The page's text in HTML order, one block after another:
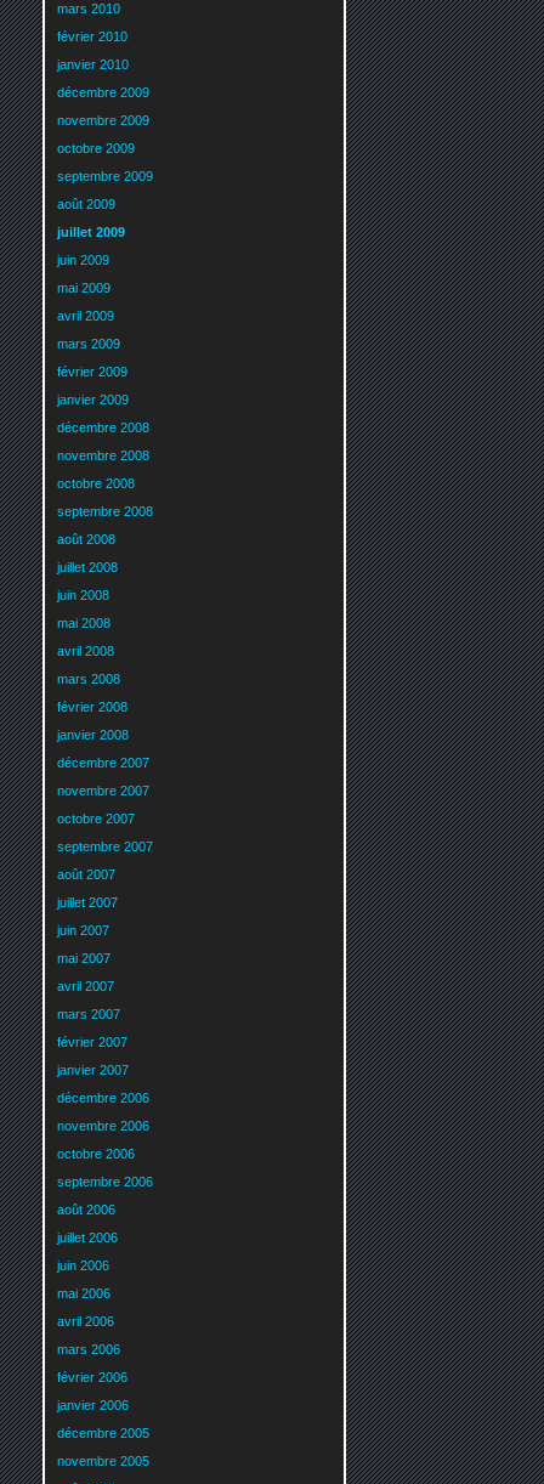
mars 2010
février 2010
janvier 2010
décembre 2009
novembre 2009
octobre 2009
septembre 2009
août 2009
juillet 2009
juin 2009
mai 2009
avril 2009
mars 2009
février 2009
janvier 2009
décembre 2008
novembre 2008
octobre 2008
septembre 2008
août 2008
juillet 2008
juin 2008
mai 2008
avril 2008
mars 2008
février 2008
janvier 2008
décembre 2007
novembre 2007
octobre 2007
septembre 2007
août 2007
juillet 2007
juin 2007
mai 2007
avril 2007
mars 2007
février 2007
janvier 2007
décembre 2006
novembre 2006
octobre 2006
septembre 2006
août 2006
juillet 2006
juin 2006
mai 2006
avril 2006
mars 2006
février 2006
janvier 2006
décembre 2005
novembre 2005